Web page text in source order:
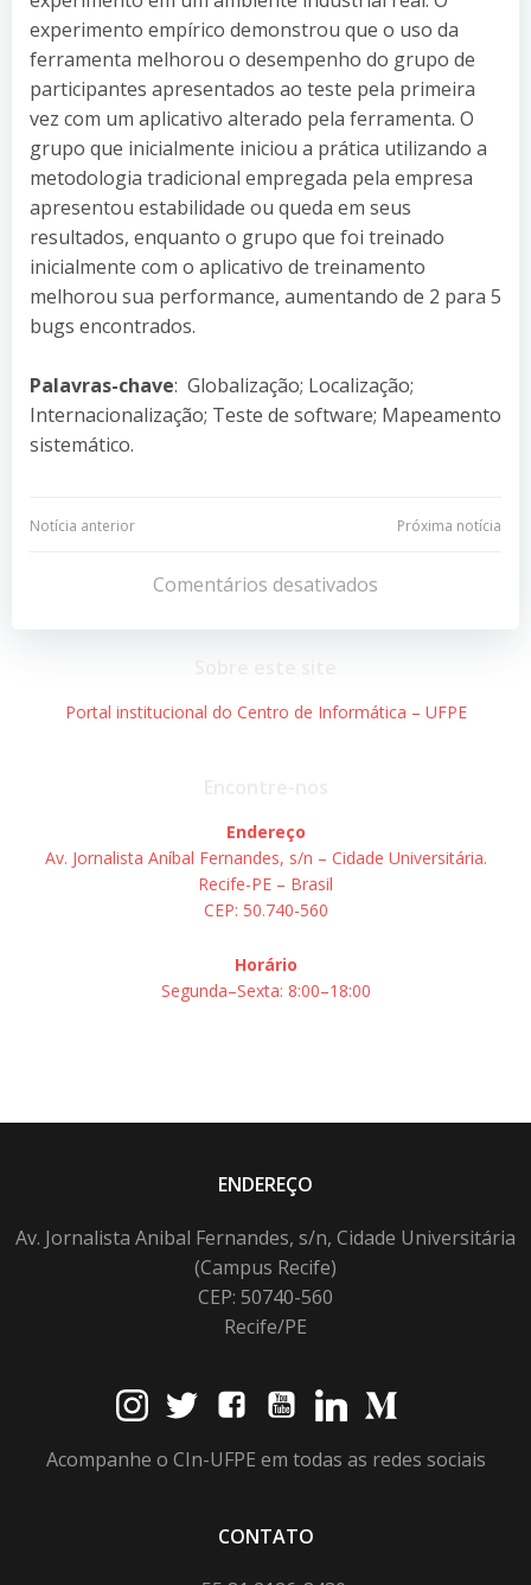
experimento empírico demonstrou que o uso da
ferramenta melhorou o desempenho do grupo de
participantes apresentados ao teste pela primeira
vez com um aplicativo alterado pela ferramenta. O
grupo que inicialmente iniciou a prática utilizando a
metodologia tradicional empregada pela empresa
apresentou estabilidade ou queda em seus
resultados, enquanto o grupo que foi treinado
inicialmente com o aplicativo de treinamento
melhorou sua performance, aumentando de 2 para 5
bugs encontrados.
Palavras-chave: Globalização; Localização;
Internacionalização; Teste de software; Mapeamento
sistemático.
Navegação
Post
Notícia anterior
Navegação
de
Post
Próxima notícia
Comentários desativados
Portal institucional do Centro de Informática – UFPE
Endereço
Av. Jornalista Aníbal Fernandes, s/n – Cidade Universitária.
Recife-PE – Brasil
CEP: 50.740-560
Horário
Segunda–Sexta: 8:00–18:00
ENDEREÇO
Av. Jornalista Anibal Fernandes, s/n, Cidade Universitária
(Campus Recife)
CEP: 50740-560
Recife/PE
Acompanhe o CIn-UFPE em todas as redes sociais
CONTATO